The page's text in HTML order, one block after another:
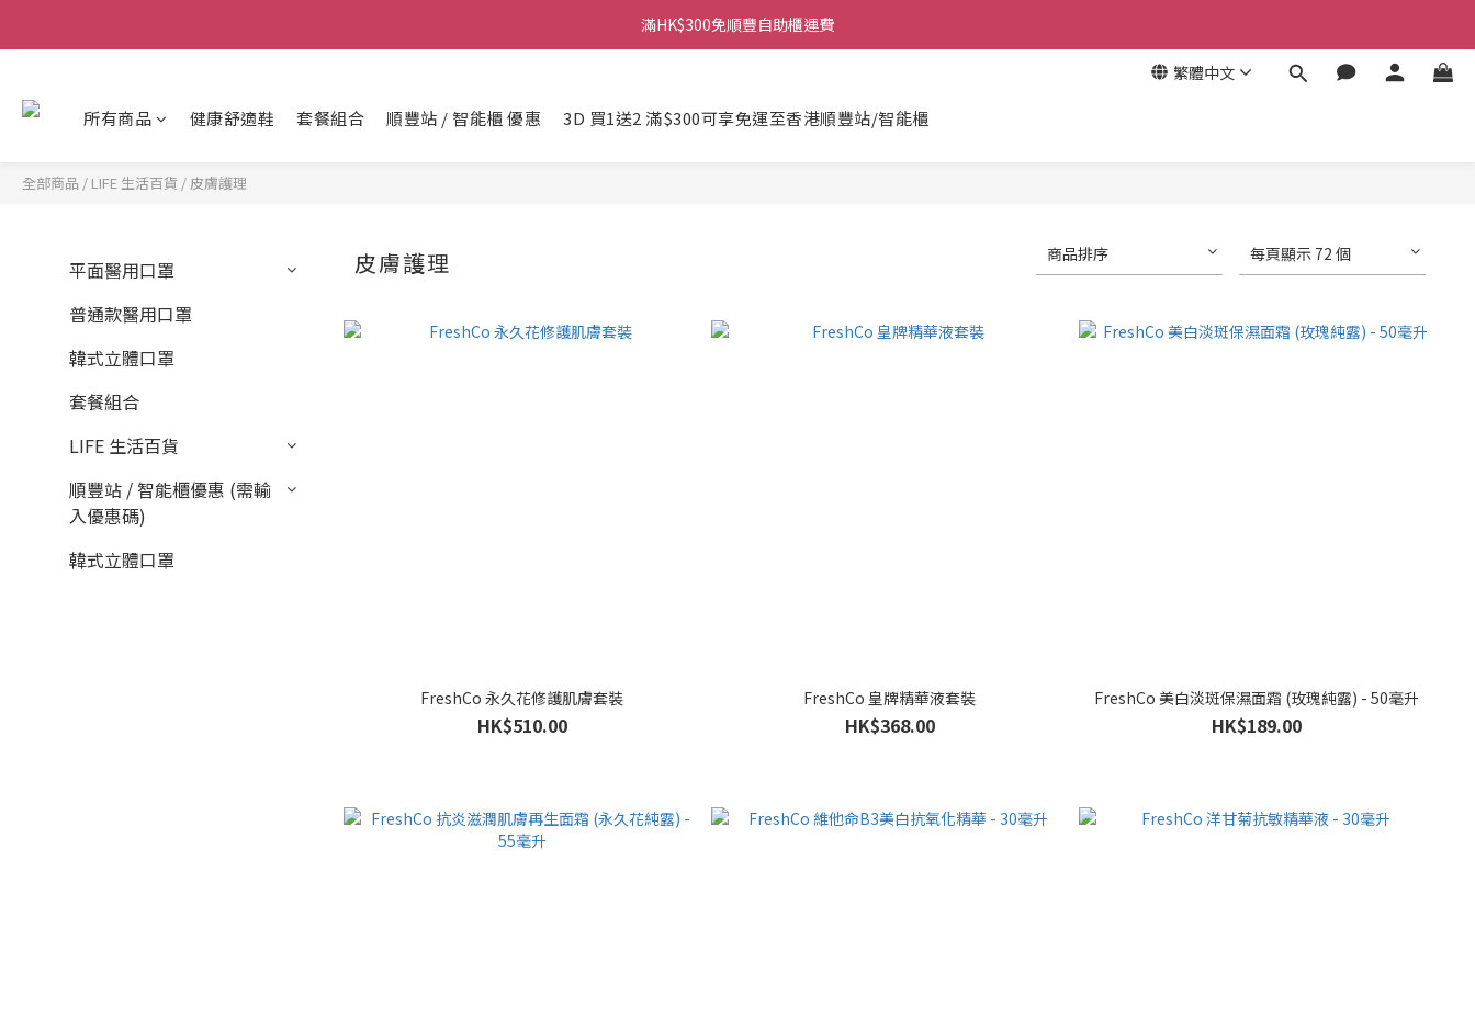
滿HK$300免順豐自助櫃運費
繁體中文
所有商品 健康舒適鞋 套餐組合 順豐站 / 智能櫃 優惠 3D 買1送2 滿$300可享免運至香港順豐站/智能櫃
全部商品 / LIFE 生活百貨 / 皮膚護理
平面醫用口罩
普通款醫用口罩
韓式立體口罩
套餐組合
LIFE 生活百貨
順豐站 / 智能櫃優惠 (需輸
入優惠碼)
韓式立體口罩
皮膚護理 商品排序 每頁顯示 72 個
FreshCo 永久花修護肌膚套裝
HK$510.00
FreshCo 皇牌精華液套裝
HK$368.00
FreshCo 美白淡斑保濕面霜 (玫瑰純露) - 50毫升
HK$189.00